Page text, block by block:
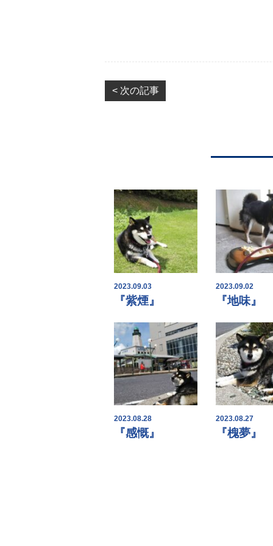
< 次の記事
2023.09.03
『紫煙』
2023.09.02
『地味』
2023.08.28
『感慨』
2023.08.27
『槐夢』